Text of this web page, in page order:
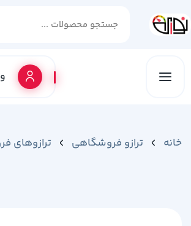
خانه ترازو فروشگاهی ترازوهای